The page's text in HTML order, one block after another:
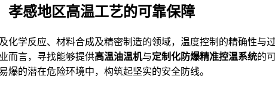
孝感地区高温工艺的可靠保障
化学反应、材料合成及精密制造的领域，温度控制的精确性
而言，寻找能够提供高温油温机与定制化防爆精准控温系统的
爆的潜在危险环境中，构筑起坚实的安全防线。